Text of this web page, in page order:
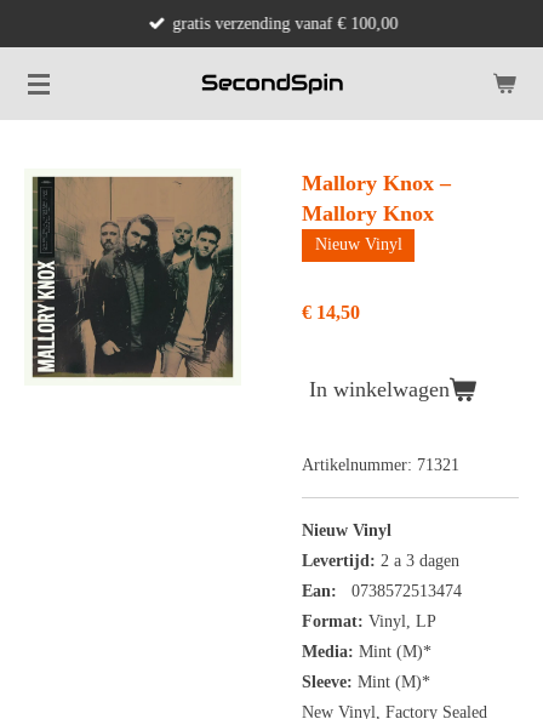
naar
de
gratis verzending vanaf € 100,00
Mallory Knox –
Mallory Knox
Nieuw Vinyl
€ 14,50
In winkelwagen
Artikelnummer: 71321
Nieuw Vinyl
Levertijd: 2 a 3 dagen
Ean:
0738572513474
Format: Vinyl, LP
Media: Mint (M)*
Sleeve: Mint (M)*
New Vinyl, Factory Sealed